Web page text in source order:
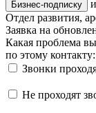
Бизнес-подписку
Отдел развития,
Заявка на
Какая проблема
по этому контакту:
Звонки
Не проходят